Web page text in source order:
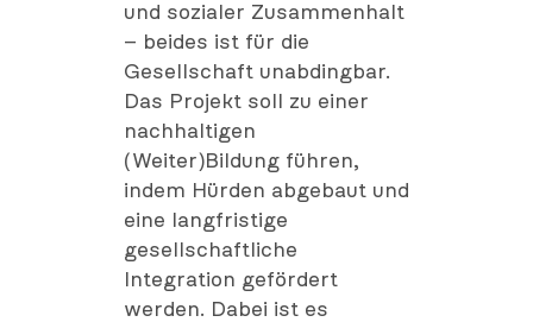
und sozialer Zusammenhalt
– beides ist für die
Gesellschaft unabdingbar.
Das Projekt soll zu einer
nachhaltigen
(Weiter)Bildung führen,
indem Hürden abgebaut und
eine langfristige
gesellschaftliche
Integration gefördert
werden. Dabei ist es